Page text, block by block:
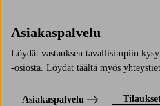
Asiakaspalvelu
Löydät vastauksen tavallisimpiin
-osiosta. Löydät täältä myös
Asiakaspalvelu